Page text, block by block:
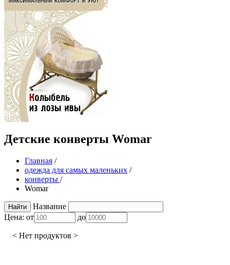
Детские конверты Womar
Главная /
одежда для самых маленьких /
конверты /
Womar
Название
Цена: от до
< Нет продуктов >